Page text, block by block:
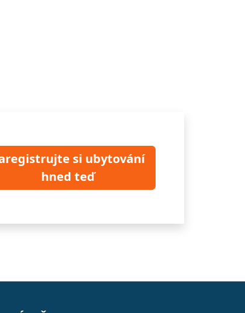
si ubytování
hned teď